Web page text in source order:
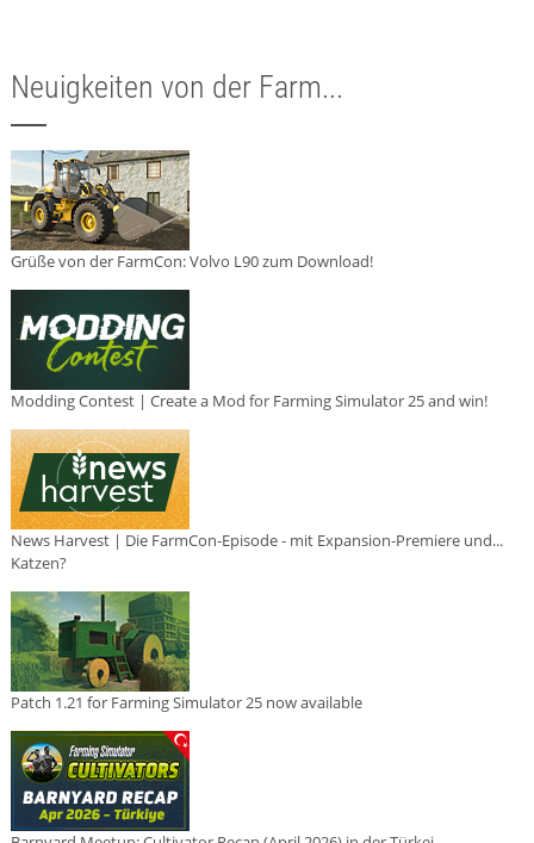
Neuigkeiten von der Farm...
Grüße von der FarmCon: Volvo L90 zum Download!
Modding Contest | Create a Mod for Farming Simulator 25 and win!
News Harvest | Die FarmCon-Episode - mit Expansion-Premiere und...
Katzen?
Patch 1.21 for Farming Simulator 25 now available